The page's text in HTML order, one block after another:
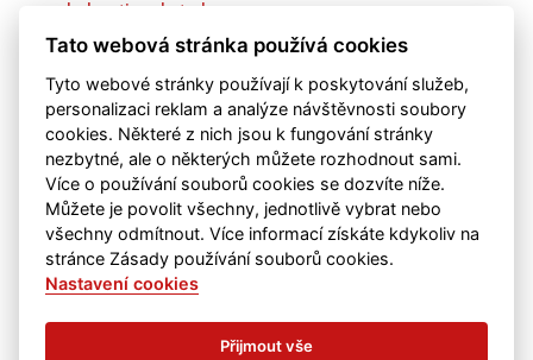
kohouti-ceskatrebova.cz
hcledec.cz
hclitomysl.cz
hcskutec.cz
hcslovan.com
hcchocen.cz
hcpolicka.com
hcsvetlans.cz
eSports.cz
klubweb.cz
onlajny.com
Tato webová stránka používá cookies
Tyto webové stránky používají k poskytování služeb,
personalizaci reklam a analýze návštěvnosti soubory
cookies. Některé z nich jsou k fungování stránky
nezbytné, ale o některých můžete rozhodnout sami.
Více o používání souborů cookies se dozvíte níže.
Můžete je povolit všechny, jednotlivě vybrat nebo
všechny odmítnout. Více informací získáte kdykoliv na
stránce Zásady používání souborů cookies.
Nastavení cookies
Přijmout vše